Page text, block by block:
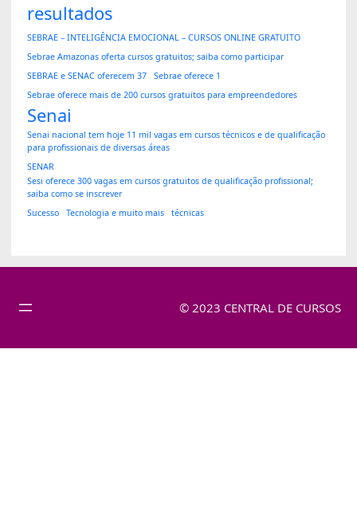
resultados
SEBRAE – INTELIGÊNCIA EMOCIONAL – CURSOS ONLINE GRATUITO
Sebrae Amazonas oferta cursos gratuitos; saiba como participar
SEBRAE e SENAC oferecem 37
Sebrae oferece 1
Sebrae oferece mais de 200 cursos gratuitos para empreendedores
Senai
Senai nacional tem hoje 11 mil vagas em cursos técnicos e de qualificação
para profissionais de diversas áreas
SENAR
Sesi oferece 300 vagas em cursos gratuitos de qualificação profissional;
saiba como se inscrever
Sucesso
Tecnologia e muito mais técnicas
© 2023 CENTRAL DE CURSOS